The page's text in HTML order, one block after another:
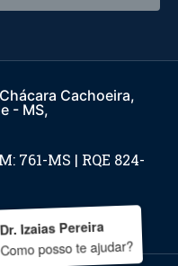
Cachoeira,
- MS,
761-MS | RQE 824-
Dr. Izaias Pereira
Como posso te ajudar?